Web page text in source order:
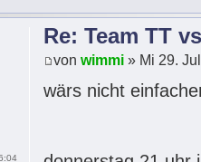
Re: Team TT
vonwimmi » Mi 29.
wärs nicht